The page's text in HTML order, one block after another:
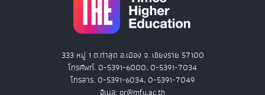
333 หมู่ 1 ต.ท่าสุด อ.เมือง จ. เชียงราย 57100
โทรศัพท์. 0-5391-6000, 0-5391-7034
โทรสาร. 0-5391-6034, 0-5391-7049
อีเมล: pr@mfu.ac.th